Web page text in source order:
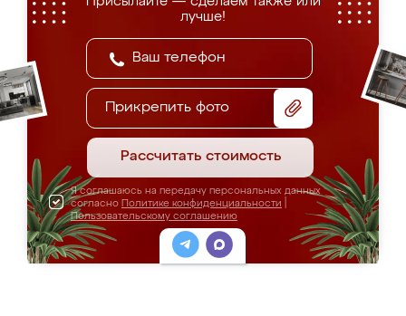
лучше!
Прикрепить фото
Рассчитать стоимость
Я соглашаюсь на передачу персональных данных
согласно Политике конфиденциальности
Пользовательскому соглашению